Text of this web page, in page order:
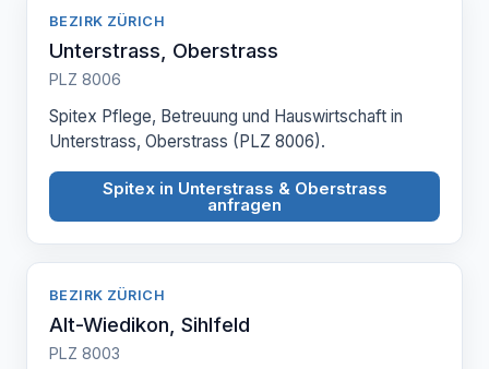
BEZIRK ZÜRICH
Unterstrass, Oberstrass
PLZ 8006
Spitex Pflege, Betreuung und Hauswirtschaft in
Unterstrass, Oberstrass (PLZ 8006).
Spitex in Unterstrass & Oberstrass
anfragen
BEZIRK ZÜRICH
Alt-Wiedikon, Sihlfeld
PLZ 8003